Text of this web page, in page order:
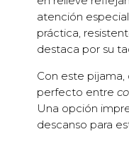
atención
práctica,
destaca por su
Con este pijama,
perfecto entre
Una opción
descanso para